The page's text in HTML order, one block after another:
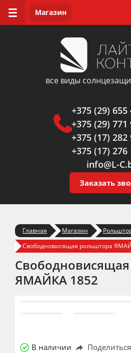
все виды
+375 (29) 655
+375 (29) 771
+375 (17) 282
+375 (17) 276
info@L-
Заказать
Главная Магазин
Свободновисящая рольштора
ЯМАЙКА 1852
В наличии Поделиться